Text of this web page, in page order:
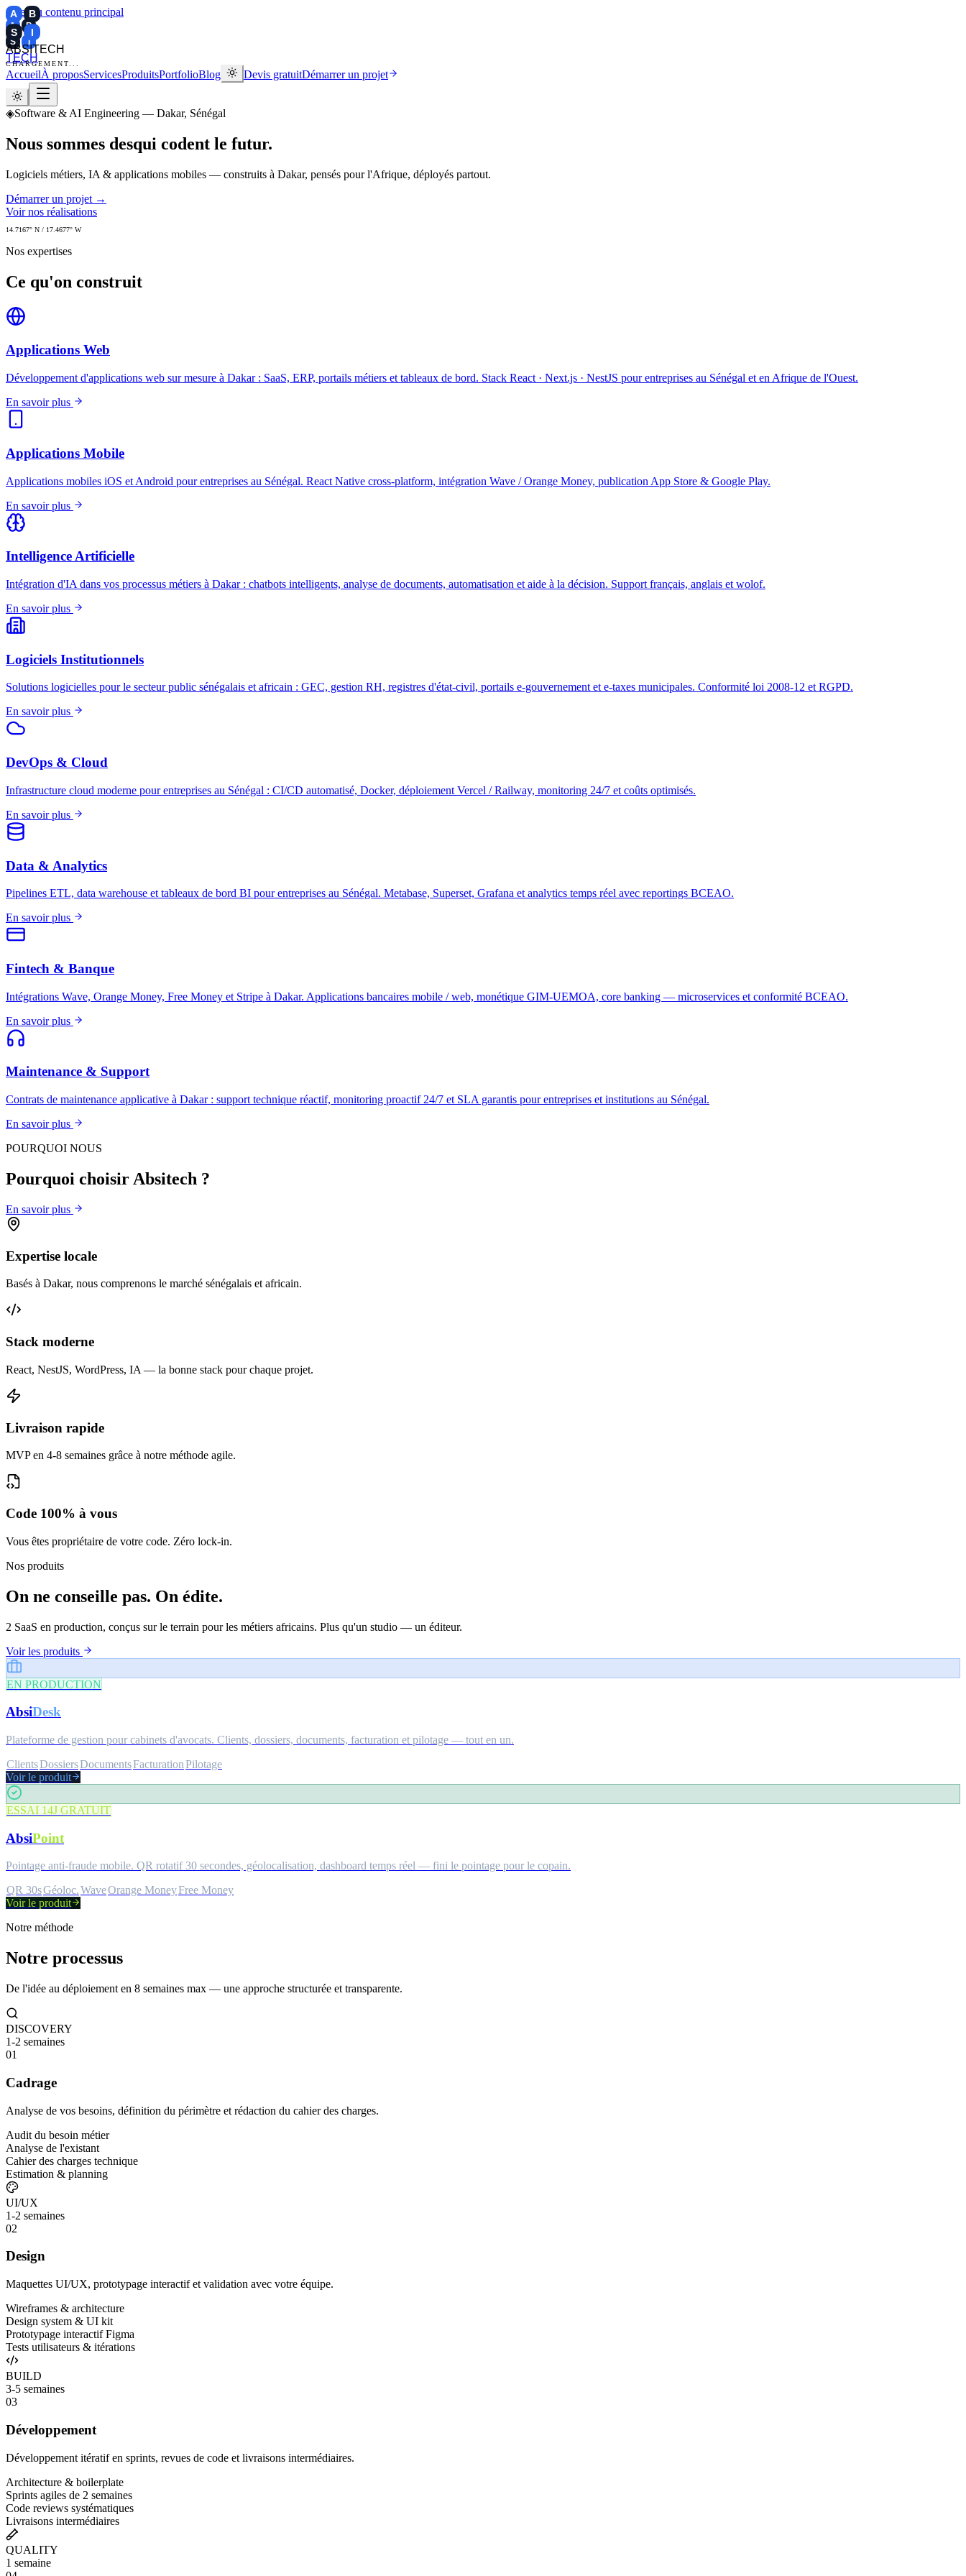
A
B
S
I
ABSITECH
CHARGEMENT...
Aller au contenu principal
A
B
S
I
TECH
AccueilÀ proposServicesProduitsPortfolioBlog Devis gratuitDémarrer un projet
◈Software & AI Engineering — Dakar, Sénégal
Nous sommes desqui codent le futur.
Logiciels métiers, IA & applications mobiles — construits à Dakar, pensés pour l'Afrique, déployés partout.
Démarrer un projet →
Voir nos réalisations
14.7167° N / 17.4677° W
Nos expertises
Ce qu'on construit
Applications Web
Développement d'applications web sur mesure à Dakar : SaaS, ERP, portails métiers et tableaux de bord. Stack React · Next.js · NestJS pour entreprises au Sénégal et en Afrique de l'Ouest.
En savoir plus
Applications Mobile
Applications mobiles iOS et Android pour entreprises au Sénégal. React Native cross-platform, intégration Wave / Orange Money, publication App Store & Google Play.
En savoir plus
Intelligence Artificielle
Intégration d'IA dans vos processus métiers à Dakar : chatbots intelligents, analyse de documents, automatisation et aide à la décision. Support français, anglais et wolof.
En savoir plus
Logiciels Institutionnels
Solutions logicielles pour le secteur public sénégalais et africain : GEC, gestion RH, registres d'état-civil, portails e-gouvernement et e-taxes municipales. Conformité loi 2008-12 et RGPD.
En savoir plus
DevOps & Cloud
Infrastructure cloud moderne pour entreprises au Sénégal : CI/CD automatisé, Docker, déploiement Vercel / Railway, monitoring 24/7 et coûts optimisés.
En savoir plus
Data & Analytics
Pipelines ETL, data warehouse et tableaux de bord BI pour entreprises au Sénégal. Metabase, Superset, Grafana et analytics temps réel avec reportings BCEAO.
En savoir plus
Fintech & Banque
Intégrations Wave, Orange Money, Free Money et Stripe à Dakar. Applications bancaires mobile / web, monétique GIM-UEMOA, core banking — microservices et conformité BCEAO.
En savoir plus
Maintenance & Support
Contrats de maintenance applicative à Dakar : support technique réactif, monitoring proactif 24/7 et SLA garantis pour entreprises et institutions au Sénégal.
En savoir plus
POURQUOI NOUS
Pourquoi choisir Absitech ?
En savoir plus
Expertise locale
Basés à Dakar, nous comprenons le marché sénégalais et africain.
Stack moderne
React, NestJS, WordPress, IA — la bonne stack pour chaque projet.
Livraison rapide
MVP en 4-8 semaines grâce à notre méthode agile.
Code 100% à vous
Vous êtes propriétaire de votre code. Zéro lock-in.
Nos produits
On ne conseille pas. On édite.
2 SaaS en production, conçus sur le terrain pour les métiers africains. Plus qu'un studio — un éditeur.
Voir les produits
EN PRODUCTION
AbsiDesk
Plateforme de gestion pour cabinets d'avocats. Clients, dossiers, documents, facturation et pilotage — tout en un.
ClientsDossiersDocumentsFacturationPilotage
Voir le produit
ESSAI 14J GRATUIT
AbsiPoint
Pointage anti-fraude mobile. QR rotatif 30 secondes, géolocalisation, dashboard temps réel — fini le pointage pour le copain.
QR 30sGéoloc.WaveOrange MoneyFree Money
Voir le produit
Notre méthode
Notre processus
De l'idée au déploiement en 8 semaines max — une approche structurée et transparente.
DISCOVERY
1-2 semaines
01
Cadrage
Analyse de vos besoins, définition du périmètre et rédaction du cahier des charges.
Audit du besoin métier
Analyse de l'existant
Cahier des charges technique
Estimation & planning
UI/UX
1-2 semaines
02
Design
Maquettes UI/UX, prototypage interactif et validation avec votre équipe.
Wireframes & architecture
Design system & UI kit
Prototypage interactif Figma
Tests utilisateurs & itérations
BUILD
3-5 semaines
03
Développement
Développement itératif en sprints, revues de code et livraisons intermédiaires.
Architecture & boilerplate
Sprints agiles de 2 semaines
Code reviews systématiques
Livraisons intermédiaires
QUALITY
1 semaine